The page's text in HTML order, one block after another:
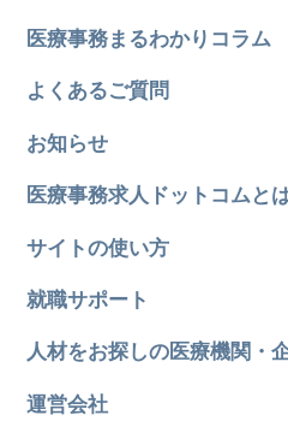
医療事務まるわかりコラム
よくあるご質問
お知らせ
医療事務求人ドットコムと
サイトの使い方
就職サポート
人材をお探しの医療機関・
運営会社